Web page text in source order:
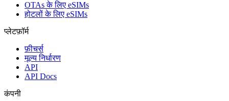
OTAs के लिए eSIMs
होटलों के लिए eSIMs
प्लेटफ़ॉर्म
फ़ीचर्स
मूल्य निर्धारण
API
API Docs
कंपनी